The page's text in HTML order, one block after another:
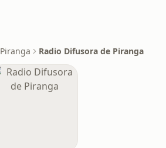
Piranga Radio Difusora de Piranga